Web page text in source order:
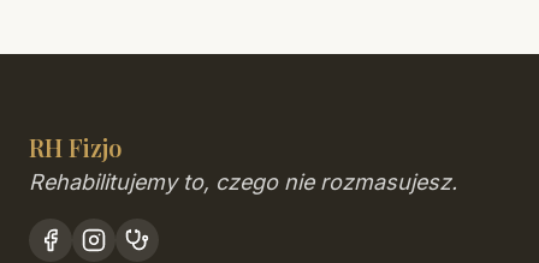
RH Fizjo
Rehabilitujemy to, czego nie rozmasujesz.